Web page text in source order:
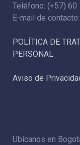
Teléfono: (+57) 60
E-mail de contacto:
POLÍTICA DE
PERSONAL
Aviso de
Ubícanos en